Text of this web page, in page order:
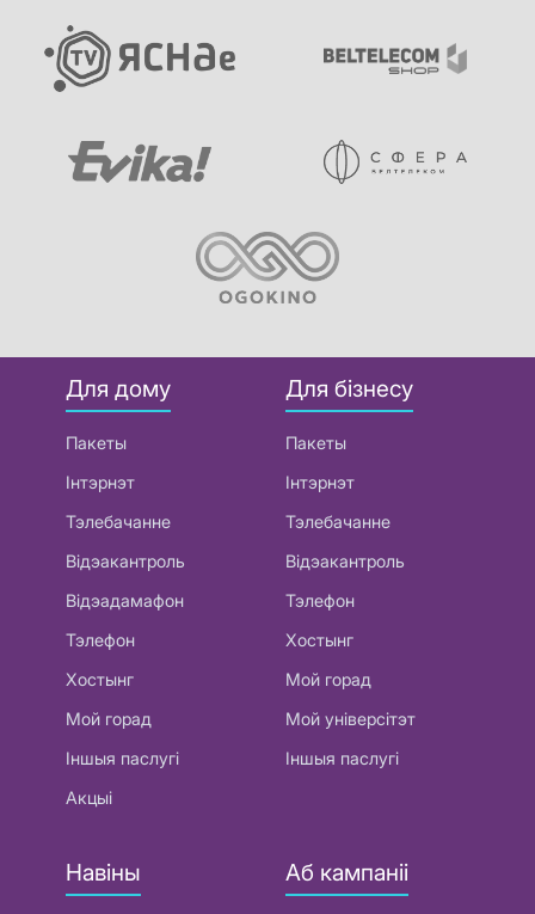
Для дому
Пакеты
Інтэрнэт
Тэлебачанне
Відэакантроль
Відэадамафон
Тэлефон
Хостынг
Мой горад
Іншыя паслугі
Акцыі
Для бізнесу
Пакеты
Інтэрнэт
Тэлебачанне
Відэакантроль
Тэлефон
Хостынг
Мой горад
Мой універсітэт
Іншыя паслугі
Навіны Аб кампаніі